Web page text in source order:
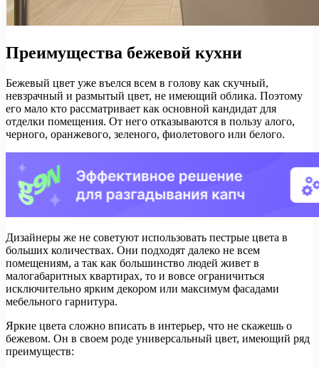
Преимущества бежевой кухни
Бежевый цвет уже въелся всем в голову как скучный,
невзрачный и размытый цвет, не имеющий облика. Поэтому
его мало кто рассматривает как основной кандидат для
отделки помещения. От него отказываются в пользу алого,
черного, оранжевого, зеленого, фиолетового или белого.
Дизайнеры же не советуют использовать пестрые цвета в
больших количествах. Они подходят далеко не всем
помещениям, а так как большинство людей живет в
малогабаритных квартирах, то и вовсе ограничиться
исключительно ярким декором или максимум фасадами
мебельного гарнитура.
Яркие цвета сложно вписать в интерьер, что не скажешь о
бежевом. Он в своем роде универсальный цвет, имеющий ряд
преимуществ: